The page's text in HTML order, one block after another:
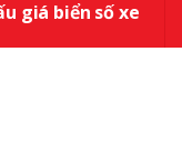
giá biển số xe